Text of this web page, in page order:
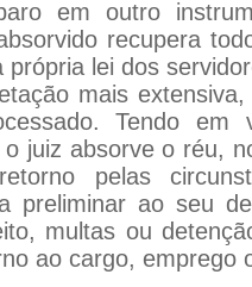
em outro
recupera
lei dos
mais
Tendo em
juiz absorve o réu,
pelas
preliminar ao seu
multas ou
ao cargo, emprego